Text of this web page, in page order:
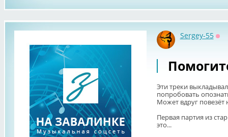
Sergey-55
Эти треки
попробовать
Может вдруг повезёт
Первая партия из
это...